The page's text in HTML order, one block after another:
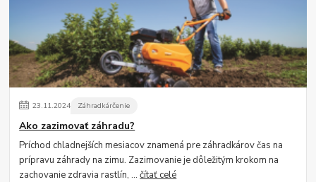
23.11.2024 Záhradkárčenie
Ako zazimovať záhradu?
Príchod chladnejších mesiacov znamená pre záhradkárov čas na
prípravu záhrady na zimu. Zazimovanie je dôležitým krokom na
zachovanie zdravia rastlín, ...čítať celé